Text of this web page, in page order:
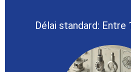
Délai standard: Entre